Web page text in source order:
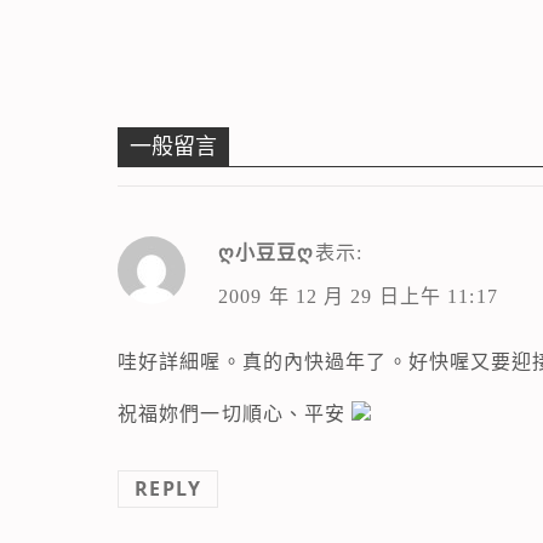
一般留言
ღ小豆豆ღ表示:
2009 年 12 月 29 日上午 11:17
哇好詳細喔。真的內快過年了。好快喔又要迎
祝福妳們一切順心、平安
REPLY